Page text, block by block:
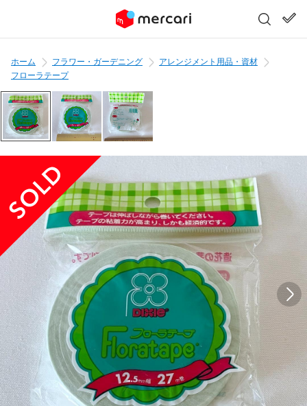
ホーム フラワー・ガーデニング
アレンジメント用品・資材
フローラテープ